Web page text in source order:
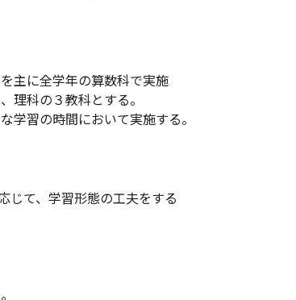
主に全学年の算数科で実施
理科の３教科とする。
習の時間において実施する。
じて、学習形態の工夫をする